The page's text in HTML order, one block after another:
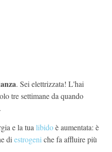
. Sei elettrizzata! L'hai
tre settimane da quando
.
e la tua libidoè aumentata: è
di estrogeni che fa affluire più